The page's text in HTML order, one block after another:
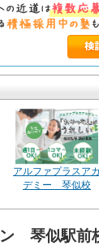
アルファプラスアカ
デミー 琴似校
琴似駅前